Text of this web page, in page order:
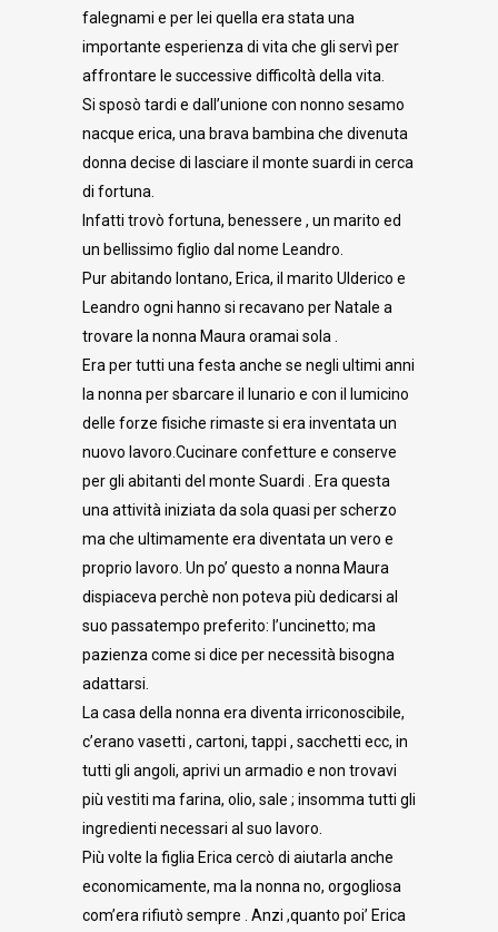
falegnami e per lei quella era stata una
importante esperienza di vita che gli servì per
affrontare le successive difficoltà della vita.
Si sposò tardi e dall’unione con nonno sesamo
nacque erica, una brava bambina che divenuta
donna decise di lasciare il monte suardi in cerca
di fortuna.
Infatti trovò fortuna, benessere , un marito ed
un bellissimo figlio dal nome Leandro.
Pur abitando lontano, Erica, il marito Ulderico e
Leandro ogni hanno si recavano per Natale a
trovare la nonna Maura oramai sola .
Era per tutti una festa anche se negli ultimi anni
la nonna per sbarcare il lunario e con il lumicino
delle forze fisiche rimaste si era inventata un
nuovo lavoro.Cucinare confetture e conserve
per gli abitanti del monte Suardi . Era questa
una attività iniziata da sola quasi per scherzo
ma che ultimamente era diventata un vero e
proprio lavoro. Un po’ questo a nonna Maura
dispiaceva perchè non poteva più dedicarsi al
suo passatempo preferito: l’uncinetto; ma
pazienza come si dice per necessità bisogna
adattarsi.
La casa della nonna era diventa irriconoscibile,
c’erano vasetti , cartoni, tappi , sacchetti ecc, in
tutti gli angoli, aprivi un armadio e non trovavi
più vestiti ma farina, olio, sale ; insomma tutti gli
ingredienti necessari al suo lavoro.
Più volte la figlia Erica cercò di aiutarla anche
economicamente, ma la nonna no, orgogliosa
com’era rifiutò sempre . Anzi ,quanto poi’ Erica